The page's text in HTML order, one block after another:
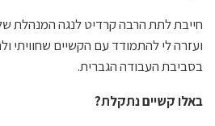
חייבת לתת הרבה קרדיט לנגה המנהלת
ועזרה לי להתמודד עם הקשיים שחוויתי
בסביבת העבודה הגברית.
באלו קשיים נתקלת?